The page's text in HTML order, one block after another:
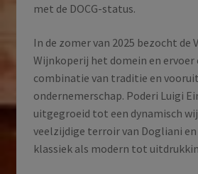
met de DOCG-status.
In de zomer van 2025 bezocht de
Wijnkoperij het domein en ervoer
combinatie van traditie en
ondernemerschap. Poderi Luigi
uitgegroeid tot een dynamisch
veelzijdige terroir van Dogliani
klassiek als modern tot